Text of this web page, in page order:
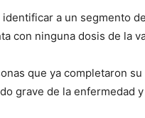
a un segmento
con ninguna dosis de la
que ya completaron
grave de la enfermedad